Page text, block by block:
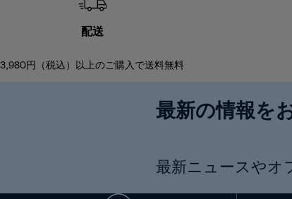
配送
3,980円（税込）以上のご購入で送料無料
最新の情報を
最新ニュースやオ